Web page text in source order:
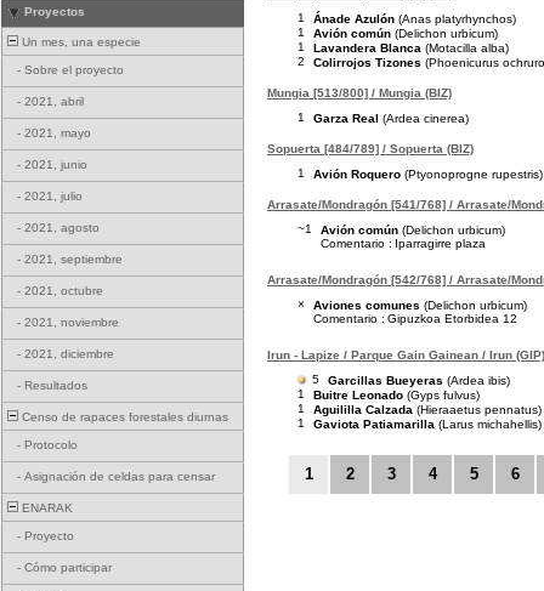
Proyectos
Un mes, una especie
- Sobre el proyecto
- 2021, abril
- 2021, mayo
- 2021, junio
- 2021, julio
- 2021, agosto
- 2021, septiembre
- 2021, octubre
- 2021, noviembre
- 2021, diciembre
- Resultados
Censo de rapaces forestales diurnas
- Protocolo
- Asignación de celdas para censar
ENARAK
- Proyecto
- Cómo participar
1
Ánade Azulón (Anas platyrhynchos)
1
Avión común (Delichon urbicum)
1
Lavandera Blanca (Motacilla alba)
2
Colirrojos Tizones (Phoenicurus
Mungia [513/800] / Mungia (BIZ)
1
Garza Real (Ardea cinerea)
Sopuerta [484/789] / Sopuerta (BIZ)
1
Avión Roquero (Ptyonoprogne rupestris)
Arrasate/Mondragón [541/768] / Arrasate/
~1
Avión común (Delichon urbicum)
Comentario : Iparragirre plaza
Arrasate/Mondragón [542/768] / Arrasate/
×
Aviones comunes (Delichon urbicum)
Comentario : Gipuzkoa Etorbidea 12
Irun - Lapize / Parque Gain Gainean / Irun (GIP)
5
Garcillas Bueyeras (Ardea ibis)
1
Buitre Leonado (Gyps fulvus)
1
Aguililla Calzada (Hieraaetus pennatus)
1
Gaviota Patiamarilla (Larus michahellis)
1 2 3 4 5 6